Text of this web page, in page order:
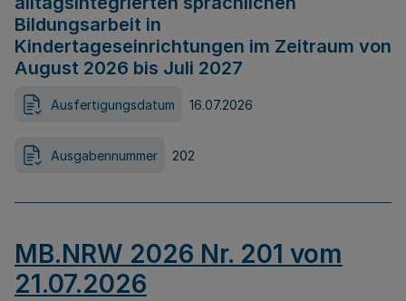
Bildungsarbeit in
Kindertageseinrichtungen im Zeitraum von
August 2026 bis Juli 2027
Ausfertigungsdatum 16.07.2026
Ausgabennummer 202
MB.NRW 2026 Nr. 201 vom
21.07.2026